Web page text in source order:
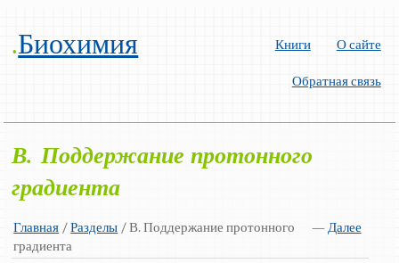
.Биохимия Книги О сайте
Обратная связь
В. Поддержание протонного
градиента
Главная / —Далее
Разделы / В. Поддержание протонного
градиента